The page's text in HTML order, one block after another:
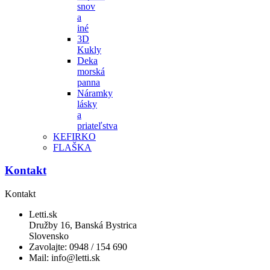
snov
a
iné
3D
Kukly
Deka
morská
panna
Náramky
lásky
a
priateľstva
KEFIRKO
FLAŠKA
Kontakt
Kontakt
Letti.sk
Družby 16, Banská Bystrica
Slovensko
Zavolajte: 0948 / 154 690
Mail: info@letti.sk